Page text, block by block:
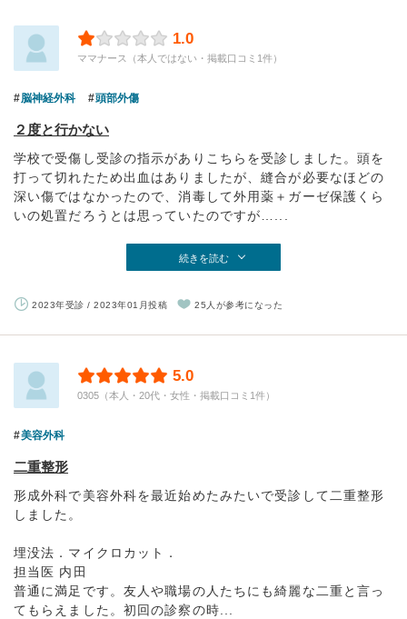
1.0
ママナース（本人ではない・掲載口コミ1件）
脳神経外科 頭部外傷
２度と行かない
学校で受傷し受診の指示がありこちらを受診しました。頭を
打って切れたため出血はありましたが、縫合が必要なほどの
深い傷ではなかったので、消毒して外用薬＋ガーゼ保護くら
いの処置だろうとは思っていたのですが…...
続きを読む
2023年受診 / 2023年01月投稿 25人が参考になった
5.0
0305（本人・20代・女性・掲載口コミ1件）
美容外科
二重整形
形成外科で美容外科を最近始めたみたいで受診して二重整形
しました。
埋没法．マイクロカット．
担当医 内田
普通に満足です。友人や職場の人たちにも綺麗な二重と言っ
てもらえました。初回の診察の時...